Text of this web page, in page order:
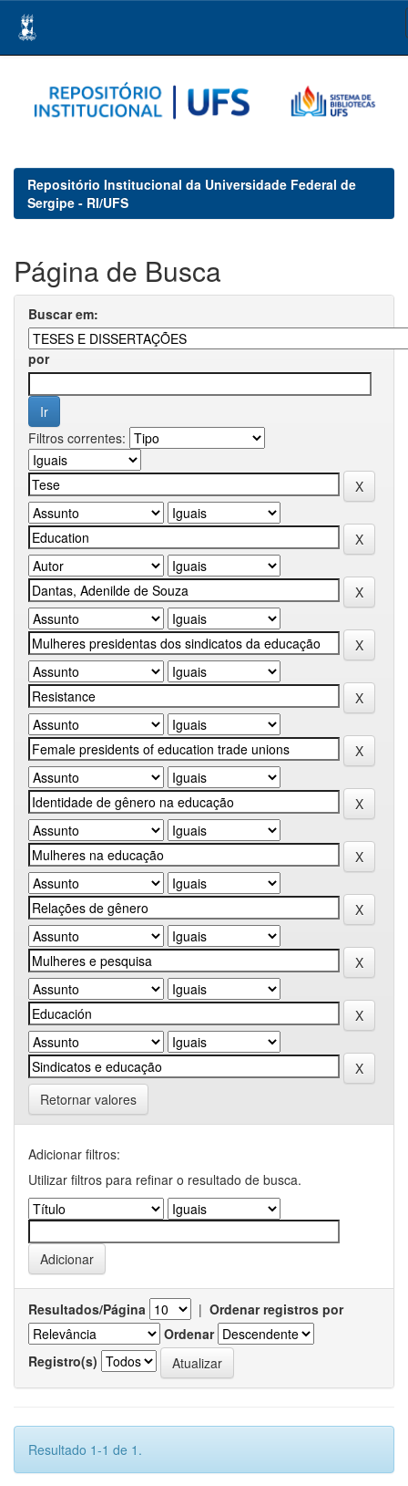
navigation
Repositório Institucional da Universidade Federal de
Sergipe - RI/UFS
Página de Busca
Buscar em:
por
Filtros correntes:
Retornar valores
Adicionar filtros:
Utilizar filtros para refinar o resultado de busca.
Resultados/Página | Ordenar registros por
Ordenar
Registro(s)
Resultado 1-1 de 1.